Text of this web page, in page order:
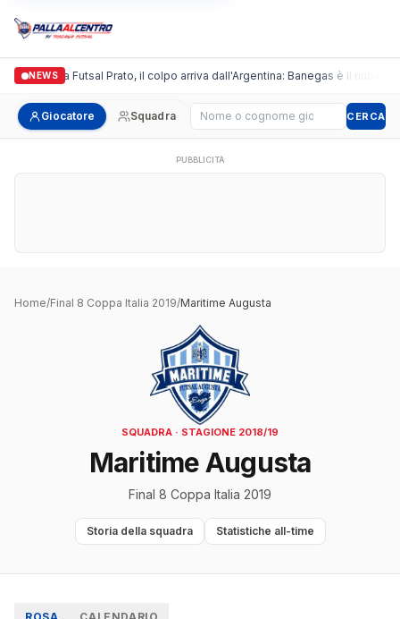
NEWS
Italgronda Futsal Prato, il colpo arriva dall'Argentina: Banegas è il nuovo
Giocatore Squadra Cerca giocatore CERCA
PUBBLICITÀ
Home/Final 8 Coppa Italia 2019/Maritime Augusta
SQUADRA · STAGIONE 2018/19
Maritime Augusta
Final 8 Coppa Italia 2019
Storia della squadra Statistiche all-time